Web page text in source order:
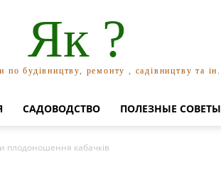
Як ?
по будівництву, ремонту , садівництву та ін.
САДОВОДСТВО ПОЛЕЗНЫЕ СОВЕТЫ
плодоношення кабачків